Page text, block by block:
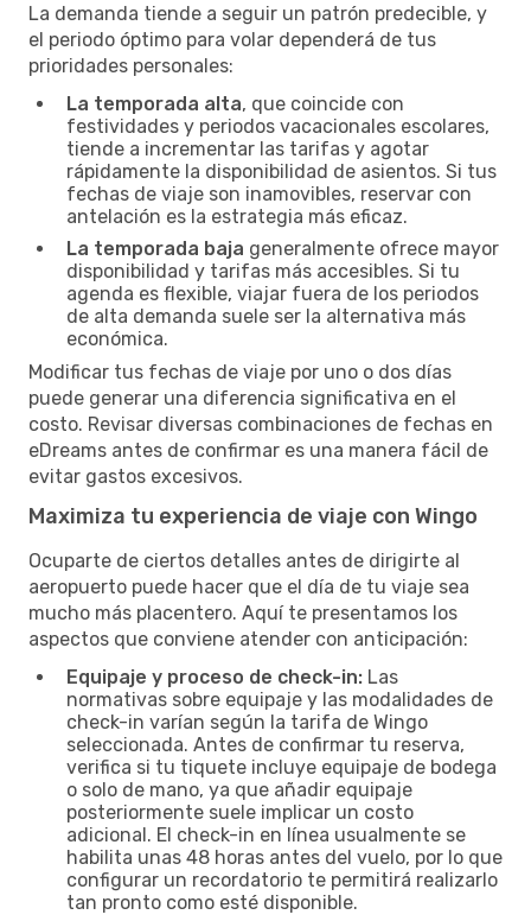
La demanda tiende a seguir un patrón predecible, y
el periodo óptimo para volar dependerá de tus
prioridades personales:
La temporada alta, que coincide con
festividades y periodos vacacionales escolares,
tiende a incrementar las tarifas y agotar
rápidamente la disponibilidad de asientos. Si tus
fechas de viaje son inamovibles, reservar con
antelación es la estrategia más eficaz.
La temporada baja generalmente ofrece mayor
disponibilidad y tarifas más accesibles. Si tu
agenda es flexible, viajar fuera de los periodos
de alta demanda suele ser la alternativa más
económica.
Modificar tus fechas de viaje por uno o dos días
puede generar una diferencia significativa en el
costo. Revisar diversas combinaciones de fechas en
eDreams antes de confirmar es una manera fácil de
evitar gastos excesivos.
Maximiza tu experiencia de viaje con Wingo
Ocuparte de ciertos detalles antes de dirigirte al
aeropuerto puede hacer que el día de tu viaje sea
mucho más placentero. Aquí te presentamos los
aspectos que conviene atender con anticipación:
Equipaje y proceso de check-in: Las
normativas sobre equipaje y las modalidades de
check-in varían según la tarifa de Wingo
seleccionada. Antes de confirmar tu reserva,
verifica si tu tiquete incluye equipaje de bodega
o solo de mano, ya que añadir equipaje
posteriormente suele implicar un costo
adicional. El check-in en línea usualmente se
habilita unas 48 horas antes del vuelo, por lo que
configurar un recordatorio te permitirá realizarlo
tan pronto como esté disponible.